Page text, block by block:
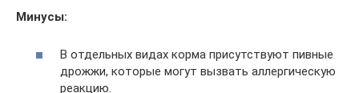
Минусы:
В отдельных видах корма присутствуют пивные
дрожжи, которые могут вызвать аллергическую
реакцию.